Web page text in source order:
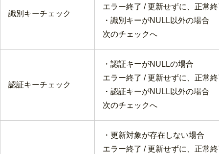
識別キーチェック
エラー終了 / 更新せずに、正常
・識別キーがNULL以外の場合
次のチェックへ
認証キーチェック
・認証キーがNULLの場合
エラー終了 / 更新せずに、正常
・認証キーがNULL以外の場合
次のチェックへ
・更新対象が存在しない場合
エラー終了 / 更新せずに、正常